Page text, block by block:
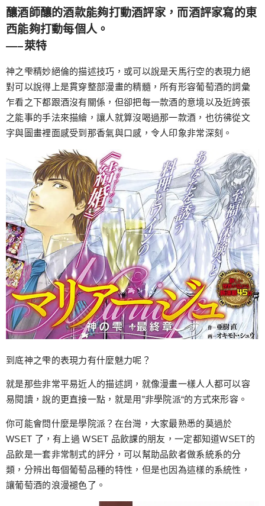
跳
至
內
容
釀酒師釀的酒款能夠打動酒評家，而酒評家寫的東
西能夠打動每個人。
—–萊特
神之雫精妙絕倫的描述技巧，或可以說是天馬行空的表現力絕
對可以說得上是貫穿整部漫畫的精髓，所有形容葡萄酒的詞彙
乍看之下都跟酒沒有關係，但卻把每一款酒的意境以及近誇張
之能事的手法來描繪，讓人就算沒喝過那一款酒，也彷彿從文
字與圖畫裡面感受到那香氣與口感，令人印象非常深刻。
到底神之雫的表現力有什麼魅力呢？
就是那些非常平易近人的描述詞，就像漫畫一樣人人都可以容
易閱讀，說的更直接一點，就是用”非學院派“的方式來形容。
你可能會問什麼是學院派？在台灣，大家最熟悉的莫過於
WSET 了，有上過 WSET 品飲課的朋友，一定都知道WSET的
品飲是一套非常制式的評分，可以幫助品飲者做系統系的分
類，分辨出每個葡萄品種的特性，但是也因為這樣的系統性，
讓葡萄酒的浪漫褪色了。